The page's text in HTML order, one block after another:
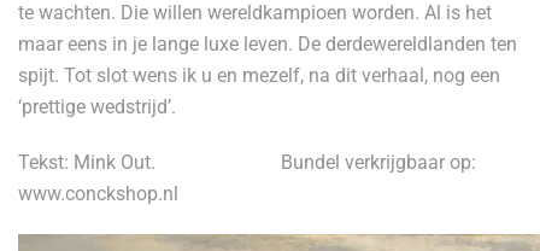
te wachten. Die willen wereldkampioen worden. Al is het
maar eens in je lange luxe leven. De derdewereldlanden ten
spijt. Tot slot wens ik u en mezelf, na dit verhaal, nog een
‘prettige wedstrijd’.
Tekst: Mink Out.
Bundel verkrijgbaar op:
www.conckshop.nl